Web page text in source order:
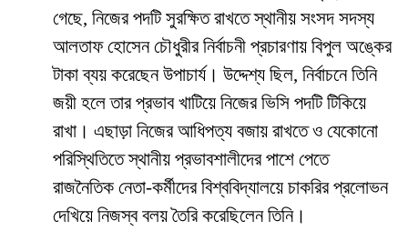
গেছে, নিজের পদটি সুরক্ষিত রাখতে স্থানীয় সংসদ সদস্য
আলতাফ হোসেন চৌধুরীর নির্বাচনী প্রচারণায় বিপুল অঙ্কের
টাকা ব্যয় করেছেন উপাচার্য। উদ্দেশ্য ছিল, নির্বাচনে তিনি
জয়ী হলে তার প্রভাব খাটিয়ে নিজের ভিসি পদটি টিকিয়ে
রাখা। এছাড়া নিজের আধিপত্য বজায় রাখতে ও যেকোনো
পরিস্থিতিতে স্থানীয় প্রভাবশালীদের পাশে পেতে
রাজনৈতিক নেতা-কর্মীদের বিশ্ববিদ্যালয়ে চাকরির প্রলোভন
দেখিয়ে নিজস্ব বলয় তৈরি করেছিলেন তিনি।